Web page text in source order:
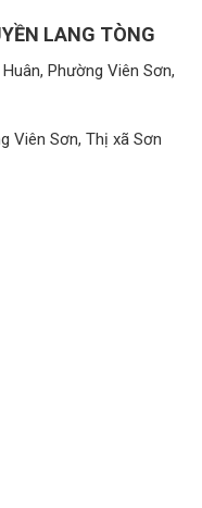
LANG TÒNG
Phường Viên Sơn,
Viên Sơn, Thị xã Sơn